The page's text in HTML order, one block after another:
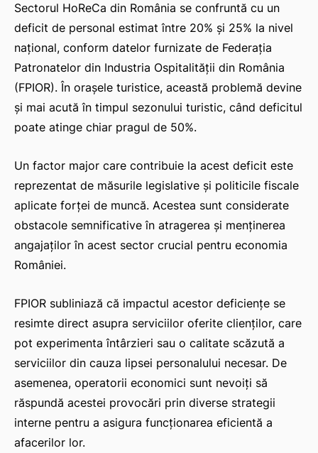
Sectorul HoReCa din România se confruntă cu un
deficit de personal estimat între 20% și 25% la nivel
național, conform datelor furnizate de Federația
Patronatelor din Industria Ospitalității din România
(FPIOR). În orașele turistice, această problemă devine
și mai acută în timpul sezonului turistic, când deficitul
poate atinge chiar pragul de 50%.
Un factor major care contribuie la acest deficit este
reprezentat de măsurile legislative și politicile fiscale
aplicate forței de muncă. Acestea sunt considerate
obstacole semnificative în atragerea și menținerea
angajaților în acest sector crucial pentru economia
României.
FPIOR subliniază că impactul acestor deficiențe se
resimte direct asupra serviciilor oferite clienților, care
pot experimenta întârzieri sau o calitate scăzută a
serviciilor din cauza lipsei personalului necesar. De
asemenea, operatorii economici sunt nevoiți să
răspundă acestei provocări prin diverse strategii
interne pentru a asigura funcționarea eficientă a
afacerilor lor.